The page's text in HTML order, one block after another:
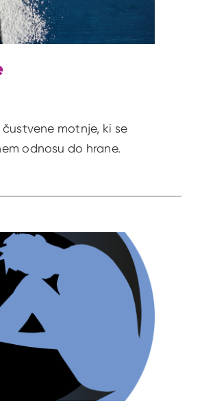
motnje, ki se
odnosu do hrane.